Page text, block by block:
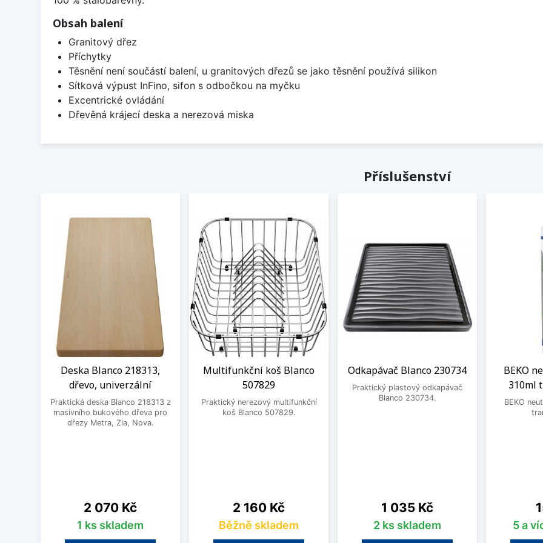
Obsah balení
Granitový dřez
Příchytky
Těsnění není součástí balení, u granitových dřezů se jako těsnění používá silikon
Sítková výpust InFino, sifon s odbočkou na myčku
Excentrické ovládání
Dřevěná krájecí deska a nerezová miska
Příslušenství
Deska Blanco 218313,
dřevo, univerzální
Praktická deska Blanco 218313 z
masivního bukového dřeva pro
dřezy Metra, Zia, Nova.
Cena
2 070 Kč
1 ks skladem
Multifunkční koš Blanco
507829
Praktický nerezový multifunkční
koš Blanco 507829.
Cena
2 160 Kč
Běžně skladem
Odkapávač Blanco 230734
Praktický plastový odkapávač
Blanco 230734.
Cena
1 035 Kč
2 ks skladem
BEKO
310ml
BEKO
5 a